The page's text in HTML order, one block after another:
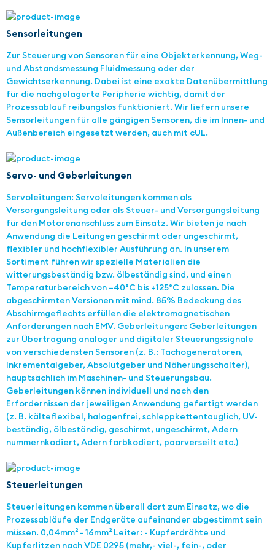
Sensorleitungen
Zur Steuerung von Sensoren für eine Objekterkennung, Weg-
und Abstandsmessung Fluidmessung oder der
Gewichtserkennung. Dabei ist eine exakte Datenübermittlung
für die nachgelagerte Peripherie wichtig, damit der
Prozessablauf reibungslos funktioniert. Wir liefern unsere
Sensorleitungen für alle gängigen Sensoren, die im Innen- und
Außenbereich eingesetzt werden, auch mit cUL.
Servo- und Geberleitungen
Servoleitungen: Servoleitungen kommen als
Versorgungsleitung oder als Steuer- und Versorgungsleitung
für den Motorenanschluss zum Einsatz. Wir bieten je nach
Anwendung die Leitungen geschirmt oder ungeschirmt,
flexibler und hochflexibler Ausführung an. In unserem
Sortiment führen wir spezielle Materialien die
witterungsbeständig bzw. ölbeständig sind, und einen
Temperaturbereich von –40°C bis +125°C zulassen. Die
abgeschirmten Versionen mit mind. 85% Bedeckung des
Abschirmgeflechts erfüllen die elektromagnetischen
Anforderungen nach EMV. Geberleitungen: Geberleitungen
zur Übertragung analoger und digitaler Steuerungssignale
von verschiedensten Sensoren (z. B.: Tachogeneratoren,
Inkrementalgeber, Absolutgeber und Näherungsschalter),
hauptsächlich im Maschinen- und Steuerungsbau.
Geberleitungen können individuell und nach den
Erfordernissen der jeweiligen Anwendung gefertigt werden
(z. B. kälteflexibel, halogenfrei, schleppkettentauglich, UV-
beständig, ölbeständig, geschirmt, ungeschirmt, Adern
nummernkodiert, Adern farbkodiert, paarverseilt etc.)
Steuerleitungen
Steuerleitungen kommen überall dort zum Einsatz, wo die
Prozessabläufe der Endgeräte aufeinander abgestimmt sein
müssen. 0,04mm² - 16mm² Leiter: - Kupferdrähte und
Kupferlitzen nach VDE 0295 (mehr,- viel-, fein-, oder